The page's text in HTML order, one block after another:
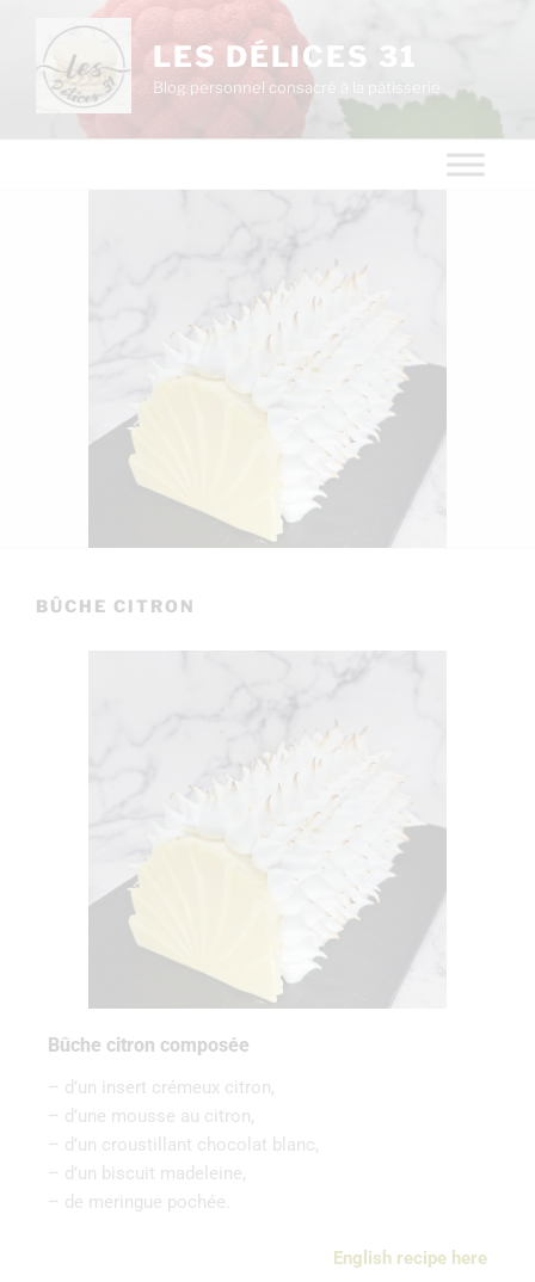
LES DÉLICES 31
Blog personnel consacré à la pâtisserie
BÛCHE CITRON
Bûche citron composée
– d’un insert crémeux citron,
– d’une mousse au citron,
– d’un croustillant chocolat blanc,
– d’un biscuit madeleine,
– de meringue pochée.
English recipe here